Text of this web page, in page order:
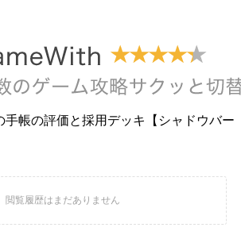
手帳の評価と採用デッキ【シャドウバー